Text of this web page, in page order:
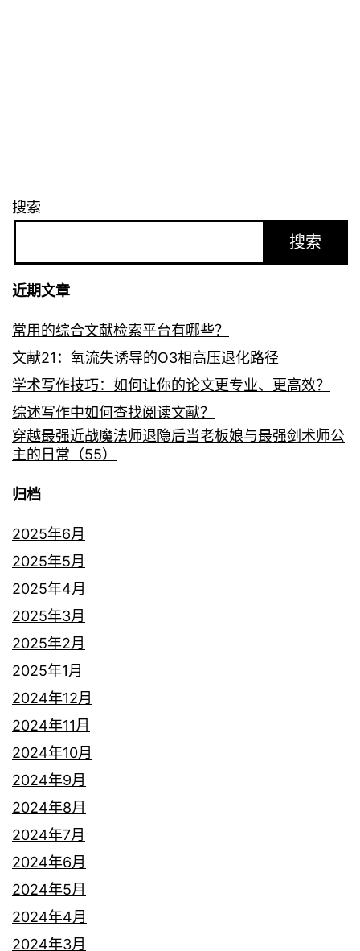
搜索
搜索
近期文章
常用的综合文献检索平台有哪些？
文献21：氧流失诱导的O3相高压退化路径
学术写作技巧：如何让你的论文更专业、更高效？
综述写作中如何查找阅读文献？
穿越最强近战魔法师退隐后当老板娘与最强剑术师公
主的日常（55）
归档
2025年6月
2025年5月
2025年4月
2025年3月
2025年2月
2025年1月
2024年12月
2024年11月
2024年10月
2024年9月
2024年8月
2024年7月
2024年6月
2024年5月
2024年4月
2024年3月